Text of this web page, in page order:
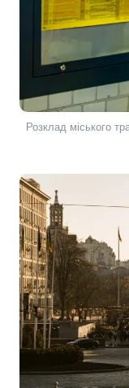
Розклад міського